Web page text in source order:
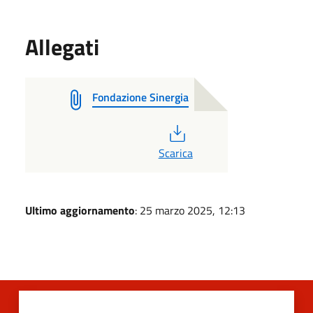
Allegati
Fondazione Sinergia
Scarica
Ultimo aggiornamento: 25 marzo 2025, 12:13